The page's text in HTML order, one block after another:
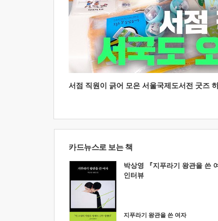
서점 직원이 긁어 모은 서울국제도서전 굿즈
카드뉴스로 보는 책
박상영 『지푸라기 왕관을 쓴
인터뷰
지푸라기 왕관을 쓴 여자